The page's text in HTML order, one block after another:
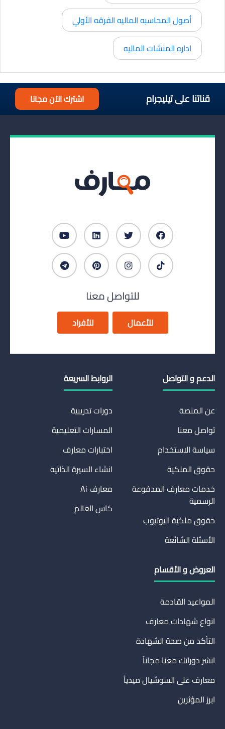
أصول المحاسبه الماليه الفرقه الأولي
اداره المنشات الماليه
قناتنا على تيليجرام اشترك الآن مجانا
للتواصل معنا
للأعمال للأفراد
الدعم و التواصل
عن المنصة
تواصل معنا
سياسة الاستخدام
حقوق الملكية
خدمات معارف المدفوعة
الرسمية
حقوق ملكية اليوتيوب
الأسئلة الشائعة
الروابط السريعة
دورات تدريبية
المسارات التعليمية
اختبارات معارف
انشاء السيرة الذاتية
معارف Ai
كاس العالم
العروض و الأقسام
المواعيد القادمة
انواع شهادات معارف
التأكد من صحة الشهادة
انشر دوراتك معنا مجاناً
معارف على السوشيال ميدياً
ابرز المؤثرين